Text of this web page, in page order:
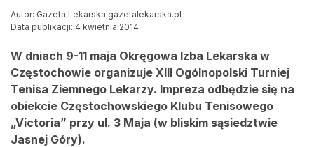
Autor: Gazeta Lekarska gazetalekarska.pl
Data publikacji: 4 kwietnia 2014
W dniach 9-11 maja Okręgowa Izba Lekarska w
Częstochowie organizuje XIII Ogólnopolski Turniej
Tenisa Ziemnego Lekarzy. Impreza odbędzie się na
obiekcie Częstochowskiego Klubu Tenisowego
„Victoria” przy ul. 3 Maja (w bliskim sąsiedztwie
Jasnej Góry).